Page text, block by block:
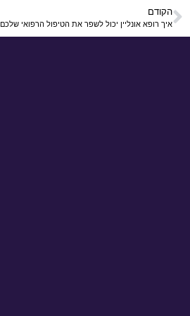
הקודם
איך רופא אונליין יכול לשפר את הטיפול הרפואי שלכם